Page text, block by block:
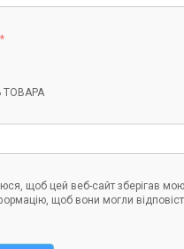
ТОВАРА
щоб цей веб-сайт зберігав мою
щоб вони могли